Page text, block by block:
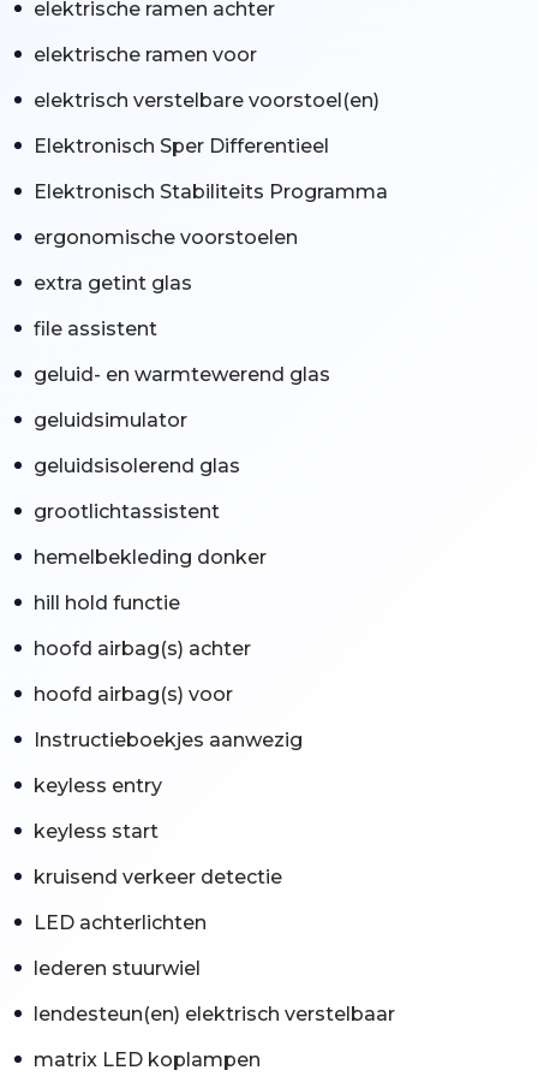
elektrische ramen achter
elektrische ramen voor
elektrisch verstelbare voorstoel(en)
Elektronisch Sper Differentieel
Elektronisch Stabiliteits Programma
ergonomische voorstoelen
extra getint glas
file assistent
geluid- en warmtewerend glas
geluidsimulator
geluidsisolerend glas
grootlichtassistent
hemelbekleding donker
hill hold functie
hoofd airbag(s) achter
hoofd airbag(s) voor
Instructieboekjes aanwezig
keyless entry
keyless start
kruisend verkeer detectie
LED achterlichten
lederen stuurwiel
lendesteun(en) elektrisch verstelbaar
matrix LED koplampen